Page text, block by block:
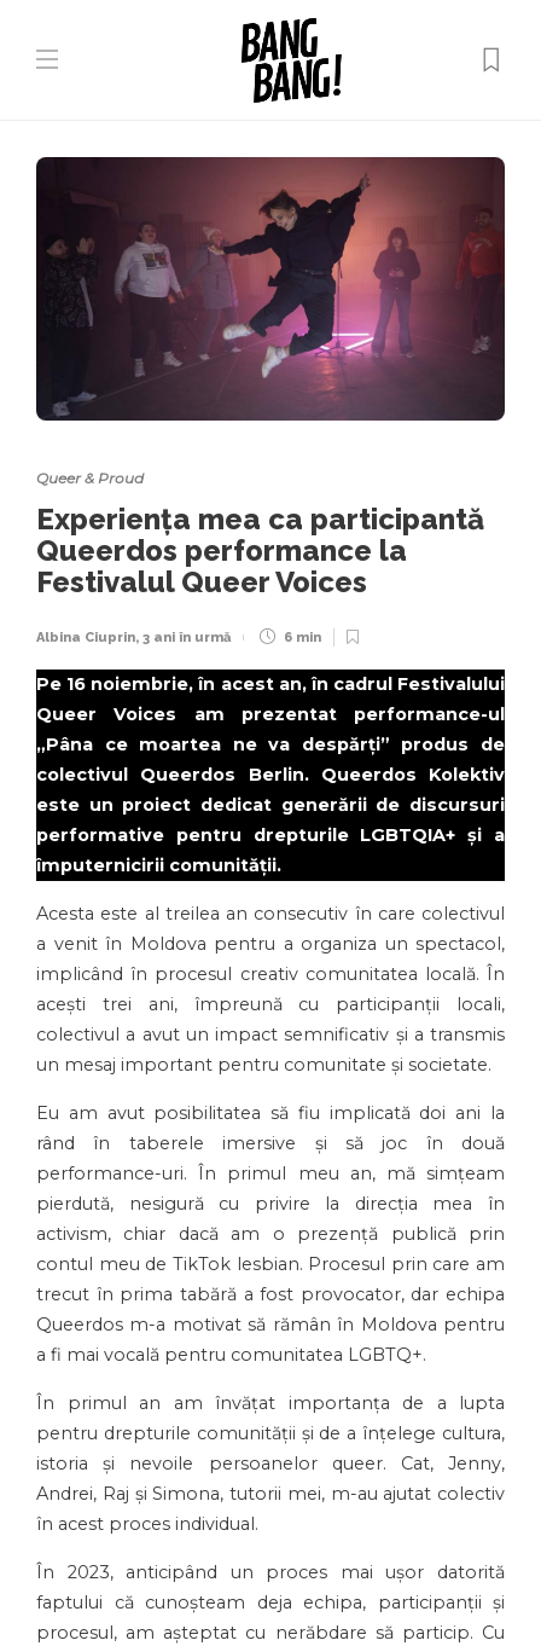
Queer & Proud
Experiența mea ca participantă
Queerdos performance la
Festivalul Queer Voices
Albina Ciuprin, 3 ani în urmă 6 min
Pe 16 noiembrie, în acest an, în cadrul Festivalului
Queer Voices am prezentat performance-ul
„Pâna ce moartea ne va despărți” produs de
colectivul Queerdos Berlin. Queerdos Kolektiv
este un proiect dedicat generării de discursuri
performative pentru drepturile LGBTQIA+ și a
împuternicirii comunității.
Acesta este al treilea an consecutiv în care colectivul
a venit în Moldova pentru a organiza un spectacol,
implicând în procesul creativ comunitatea locală. În
acești trei ani, împreună cu participanții locali,
colectivul a avut un impact semnificativ și a transmis
un mesaj important pentru comunitate și societate.
Eu am avut posibilitatea să fiu implicată doi ani la
rând în taberele imersive și să joc în două
performance-uri. În primul meu an, mă simțeam
pierdută, nesigură cu privire la direcția mea în
activism, chiar dacă am o prezență publică prin
contul meu de TikTok lesbian. Procesul prin care am
trecut în prima tabără a fost provocator, dar echipa
Queerdos m-a motivat să rămân în Moldova pentru
a fi mai vocală pentru comunitatea LGBTQ+.
În primul an am învățat importanța de a lupta
pentru drepturile comunității și de a înțelege cultura,
istoria și nevoile persoanelor queer. Cat, Jenny,
Andrei, Raj și Simona, tutorii mei, m-au ajutat colectiv
în acest proces individual.
În 2023, anticipând un proces mai ușor datorită
faptului că cunoșteam deja echipa, participanții și
procesul, am așteptat cu nerăbdare să particip. Cu